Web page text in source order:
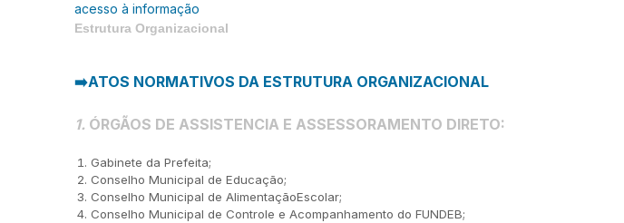
acesso à informação
Estrutura Organizacional
➡️ATOS NORMATIVOS DA ESTRUTURA ORGANIZACIONAL
1. ÓRGÃOS DE ASSISTENCIA E ASSESSORAMENTO DIRETO:
Gabinete da Prefeita;
Conselho Municipal de Educação;
Conselho Municipal de AlimentaçãoEscolar;
Conselho Municipal de Controle e Acompanhamento do FUNDEB;